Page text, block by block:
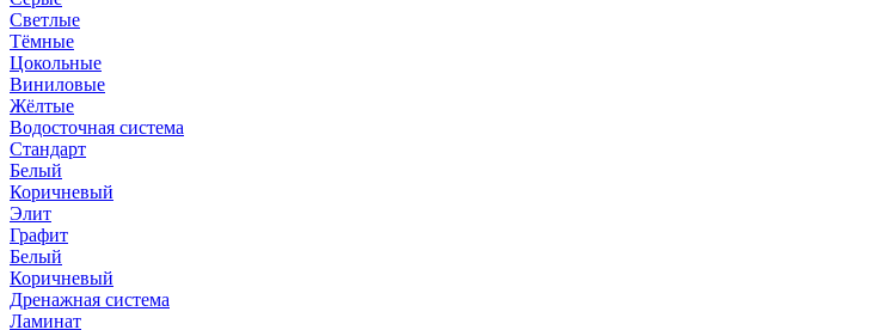
Светлые
Тёмные
Цокольные
Виниловые
Жёлтые
Водосточная система
Стандарт
Белый
Коричневый
Элит
Графит
Белый
Коричневый
Дренажная система
Ламинат